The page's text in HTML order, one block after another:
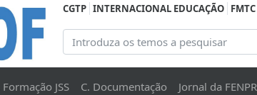
CGTP INTERNACIONAL EDUCAÇÃO FMTC
Formação JSS C. Documentação Jornal da